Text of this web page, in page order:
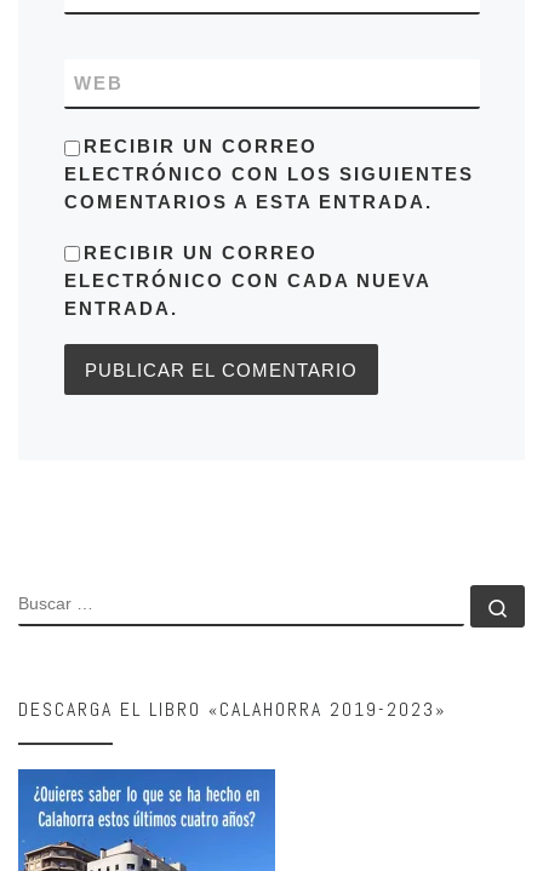
WEB
RECIBIR UN CORREO
ELECTRÓNICO CON LOS SIGUIENTES
COMENTARIOS A ESTA ENTRADA.
RECIBIR UN CORREO
ELECTRÓNICO CON CADA NUEVA
ENTRADA.
BUSCAR
DESCARGA EL LIBRO «CALAHORRA 2019-2023»